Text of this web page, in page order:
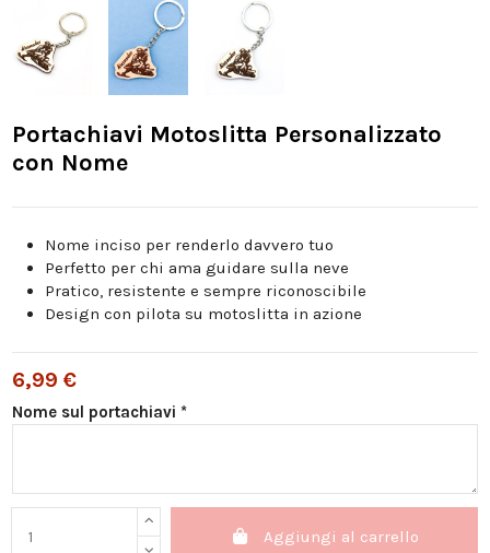
Portachiavi Motoslitta Personalizzato
con Nome
Nome inciso per renderlo davvero tuo
Perfetto per chi ama guidare sulla neve
Pratico, resistente e sempre riconoscibile
Design con pilota su motoslitta in azione
6,99 €
Nome sul portachiavi *
Aggiungi al carrello